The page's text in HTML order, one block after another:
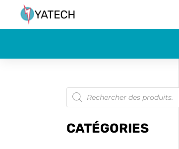
Recherche
de
produits
CATÉGORIES